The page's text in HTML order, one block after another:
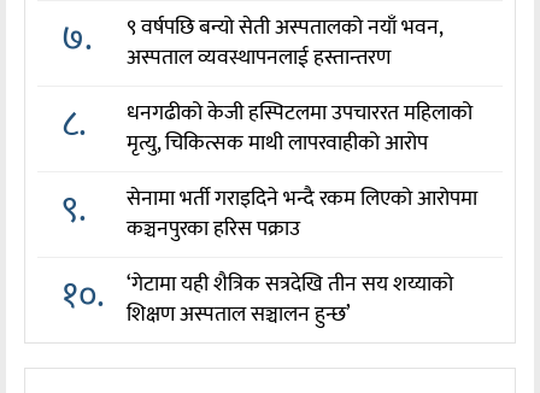
७.
९ वर्षपछि बन्यो सेती अस्पतालको नयाँ भवन,
अस्पताल व्यवस्थापनलाई हस्तान्तरण
८.
धनगढीको केजी हस्पिटलमा उपचाररत महिलाको
मृत्यु, चिकित्सक माथी लापरवाहीको आरोप
९.
सेनामा भर्ती गराइदिने भन्दै रकम लिएको आरोपमा
कञ्चनपुरका हरिस पक्राउ
१०.
‘गेटामा यही शैत्रिक सत्रदेखि तीन सय शय्याको
शिक्षण अस्पताल सञ्चालन हुन्छ’